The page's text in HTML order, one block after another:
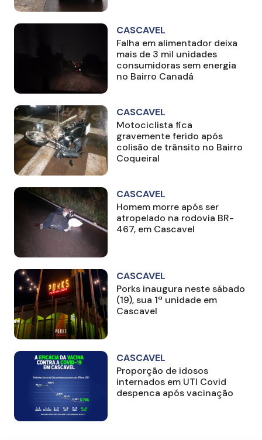
CASCAVEL
Falha em alimentador deixa
mais de 3 mil unidades
consumidoras sem energia
no Bairro Canadá
CASCAVEL
Motociclista fica
gravemente ferido após
colisão de trânsito no Bairro
Coqueiral
CASCAVEL
Homem morre após ser
atropelado na rodovia BR-
467, em Cascavel
CASCAVEL
Porks inaugura neste sábado
(19), sua 1ª unidade em
Cascavel
CASCAVEL
Proporção de idosos
internados em UTI Covid
despenca após vacinação